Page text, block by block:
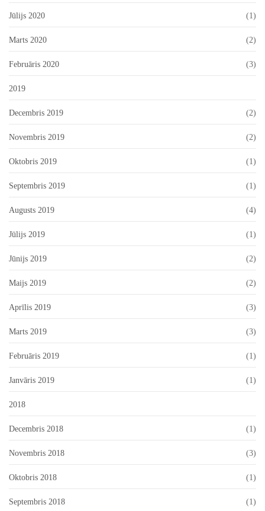
Jūlijs 2020 (1)
Marts 2020 (2)
Februāris 2020 (3)
2019
Decembris 2019 (2)
Novembris 2019 (2)
Oktobris 2019 (1)
Septembris 2019 (1)
Augusts 2019 (4)
Jūlijs 2019 (1)
Jūnijs 2019 (2)
Maijs 2019 (2)
Aprīlis 2019 (3)
Marts 2019 (3)
Februāris 2019 (1)
Janvāris 2019 (1)
2018
Decembris 2018 (1)
Novembris 2018 (3)
Oktobris 2018 (1)
Septembris 2018 (1)